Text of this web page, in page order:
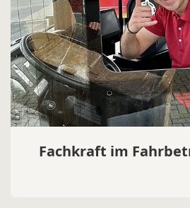
Fachkraft im